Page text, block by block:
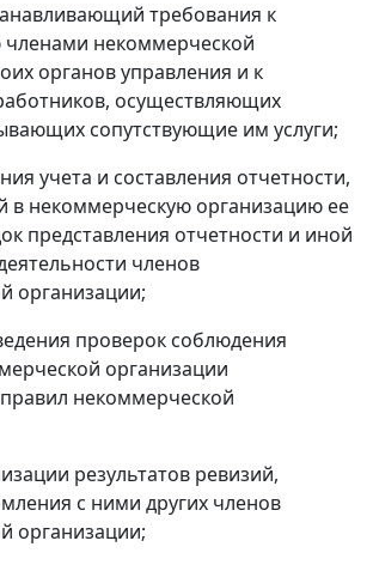
требования к
некоммерческой
органов управления и к
осуществляющих
сопутствующие им услуги;
учета и составления отчетности,
в некоммерческую организацию ее
представления отчетности и иной
членов
организации;
проверок соблюдения
организации
некоммерческой
результатов ревизий,
с ними других членов
организации;